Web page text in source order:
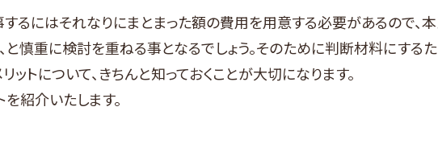
るにはそれなりにまとまった額の費用を用意する必要があるので、
と慎重に検討を重ねる事となるでしょう。そのために判断材料にする
ットについて、きちんと知っておくことが大切になります。
紹介いたします。